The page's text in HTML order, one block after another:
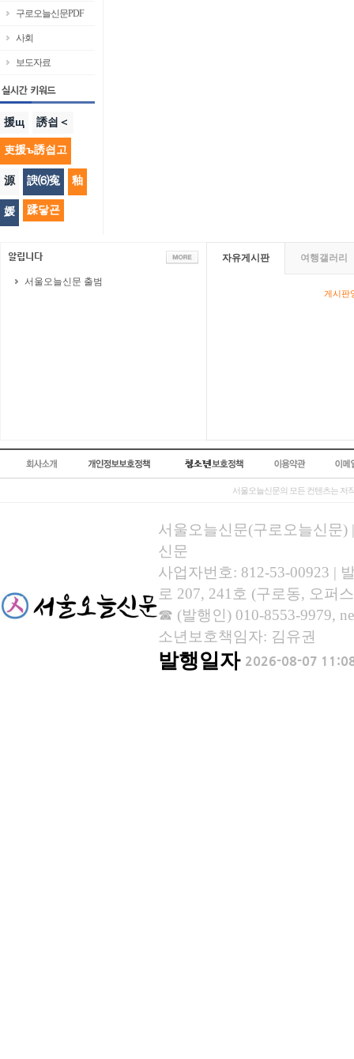
구로오늘신문PDF
사회
보도자료
援щ 誘쇱＜
吏援ъ誘쇱고
源 諛⑹寃 釉
媛 蹂닿굔
서울오늘신문 출범
자유게시판 여행갤러리
게시판
서울오늘신문의 모든 컨텐츠는 저
서울오늘신문(구로오늘신문)
신문
사업자번호: 812-53-00923 |
로 207, 241호 (구로동, 오퍼
☎ (발행인) 010-8553-9979,
소년보호책임자: 김유권
발행일자